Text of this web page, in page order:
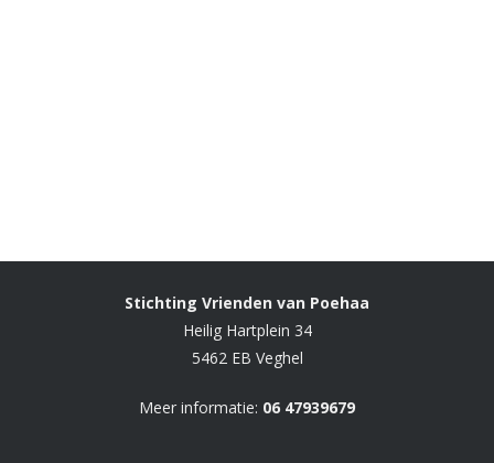
Stichting Vrienden van Poehaa
Heilig Hartplein 34
5462 EB Veghel
Meer informatie: 06 47939679